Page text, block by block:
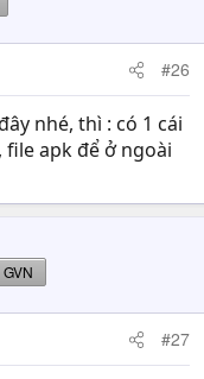
#26
nhé, thì : có 1 cái
file apk để ở ngoài
#27